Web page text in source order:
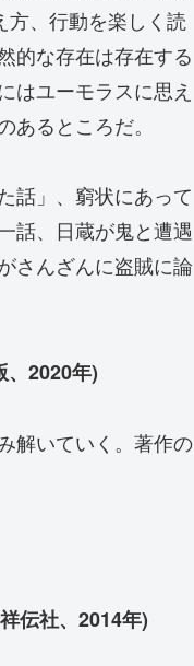
方、行動を楽しく読
的な存在は存在する
はユーモラスに思え
るところだ。
話」、窮状にあって
話、日蔵が鬼と遭遇
さんざんに盗賊に論
、2020年)
解いていく。著作の
伝社、2014年)